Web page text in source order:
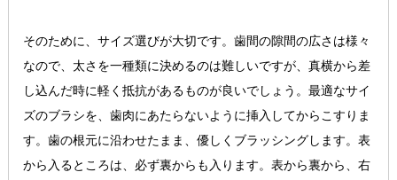
そのために、サイズ選びが大切です。歯間の隙間の広さは様々
なので、太さを一種類に決めるのは難しいですが、真横から差
し込んだ時に軽く抵抗があるものが良いでしょう。最適なサイ
ズのブラシを、歯肉にあたらないように挿入してからこすりま
す。歯の根元に沿わせたまま、優しくブラッシングします。表
から入るところは、必ず裏からも入ります。表から裏から、右